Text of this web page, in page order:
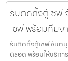
รับติดตั้งตู้เซฟ
เซฟ พร้อมทีมง
รับติดตั้งตู้เซฟ จันท
ตลอด พร้อมให้บริกา